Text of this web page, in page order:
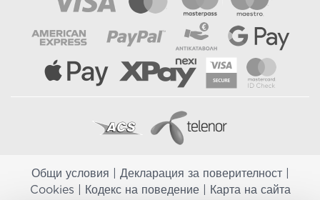
Общи условия Декларация за поверителност|
Cookies
Кодекс на поведение| Карта на сайта